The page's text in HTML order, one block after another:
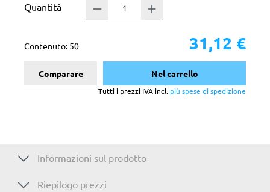
Quantità
Contenuto: 50 31,12 €
Comparare Nel carrello
Tutti i prezzi IVA incl. più spese di spedizione
Informazioni sul prodotto
Riepilogo prezzi